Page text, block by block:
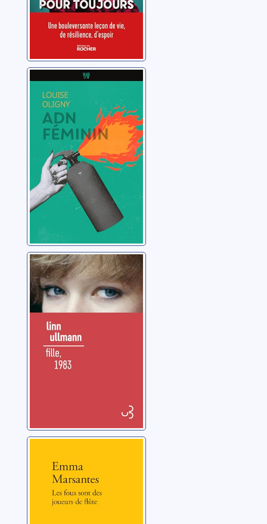
ADN féminin
Oligny, Louise
Fille, 1983
Ullmann, Linn
des joueurs de
flûte
Marsantes, Emma